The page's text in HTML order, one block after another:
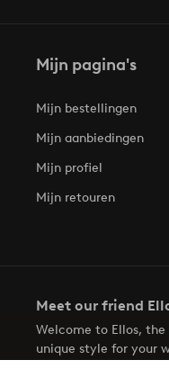
Mijn pagina's
Mijn bestellingen
Mijn aanbiedingen
Mijn profiel
Mijn retouren
Meet our friend
Welcome to Ellos,
unique style for your